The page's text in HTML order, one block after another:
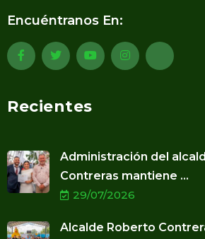
Encuéntranos En:
Recientes
Administración del
Contreras mantiene ...
29/07/2026
Alcalde Roberto